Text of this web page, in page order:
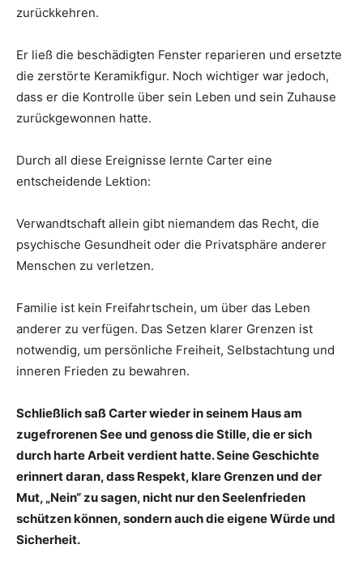
zurückkehren.
Er ließ die beschädigten Fenster reparieren und ersetzte
die zerstörte Keramikfigur. Noch wichtiger war jedoch,
dass er die Kontrolle über sein Leben und sein Zuhause
zurückgewonnen hatte.
Durch all diese Ereignisse lernte Carter eine
entscheidende Lektion:
Verwandtschaft allein gibt niemandem das Recht, die
psychische Gesundheit oder die Privatsphäre anderer
Menschen zu verletzen.
Familie ist kein Freifahrtschein, um über das Leben
anderer zu verfügen. Das Setzen klarer Grenzen ist
notwendig, um persönliche Freiheit, Selbstachtung und
inneren Frieden zu bewahren.
Schließlich saß Carter wieder in seinem Haus am
zugefrorenen See und genoss die Stille, die er sich
durch harte Arbeit verdient hatte. Seine Geschichte
erinnert daran, dass Respekt, klare Grenzen und der
Mut, „Nein“ zu sagen, nicht nur den Seelenfrieden
schützen können, sondern auch die eigene Würde und
Sicherheit.